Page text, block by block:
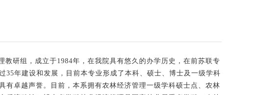
教研组，成立于1984年，在我院具有悠久的办学历史，在前苏联专
35年建设和发展，目前本专业形成了本科、硕士、博士及一级学科
有卓越声誉。目前，本系拥有农林经济管理一级学科硕士点、农林